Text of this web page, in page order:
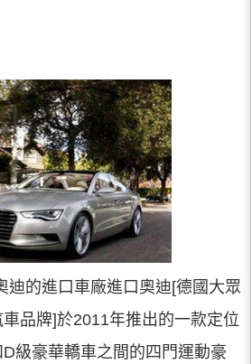
迪的進口車廠進口奧迪[德國大眾
品牌]於2011年推出的一款定位
級豪華轎車之間的四門運動豪